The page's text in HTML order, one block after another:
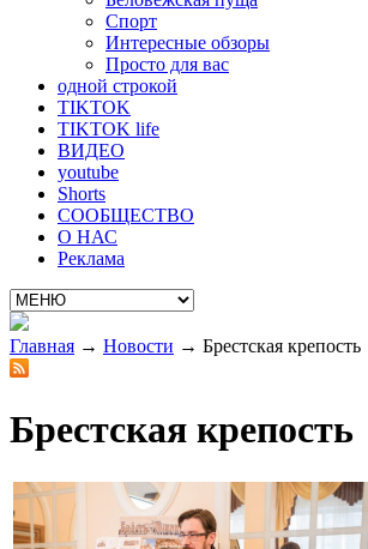
Спорт
Интересные обзоры
Просто для вас
одной строкой
TIKTOK
TIKTOK life
ВИДЕО
youtube
Shorts
СООБЩЕСТВО
О НАС
Реклама
Главная → Новости → Брестская крепость
Брестская крепость